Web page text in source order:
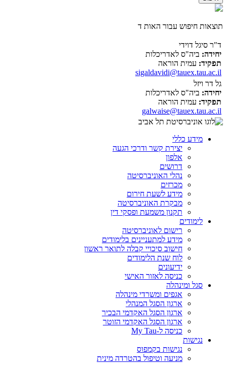
תוצאות חיפוש עבור האות ד
ד"ר סיגל דוידי
יחידה: ביה"ס לאדריכלות
תפקיד: עמית הוראה
sigaldavidi@tauex.tau.ac.il
גל דר ויזל
יחידה: ביה"ס לאדריכלות
תפקיד: עמית הוראה
galwaise@tauex.tau.ac.il
מידע כללי
יצירת קשר ודרכי הגעה
אלפון
דרושים
נהלי האוניברסיטה
מכרזים
מידע לשעת חירום
מבקרת האוניברסיטה
תקנון משמעת ופסקי דין
לימודים
רישום לאוניברסיטה
מידע למתעניינים בלימודים
חישוב סיכויי קבלה לתואר ראשון
לוח שנת הלימודים
ידיעונים
כניסה לאזור האישי
סגל ומינהלה
אגפים ומשרדי מינהלה
ארגון הסגל המנהלי
ארגון הסגל האקדמי הבכיר
ארגון הסגל האקדמי הזוטר
כניסה ל-My Tau
נגישות
נגישות בקמפוס
מניעה וטיפול בהטרדה מינית